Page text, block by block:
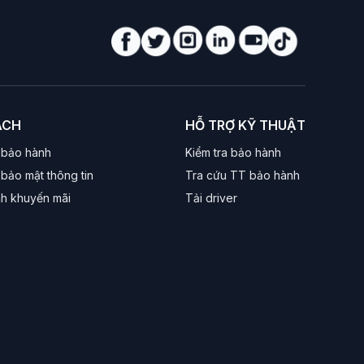
3000/5000) đều hỗ trợ tốt nhất cho DDR4.
và game nặng.
mềm nặng như Photoshop, AutoCAD mà
truyền tải tín hiệu ổn định lâu dài.
hành
mật thông tin
khuyến mãi
HỖ TRỢ KỸ THUẬT
Kiểm tra bảo hành
Tra cứu TT bảo hành
Tải driver